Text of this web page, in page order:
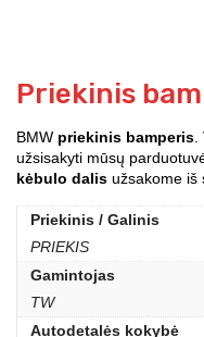
Priekinis
BMW priekinis bamperis
užsisakyti mūsų
kėbulo dalis užsakome iš
Priekinis / Galinis
PRIEKIS
Gamintojas
TW
Autodetalės kokybė